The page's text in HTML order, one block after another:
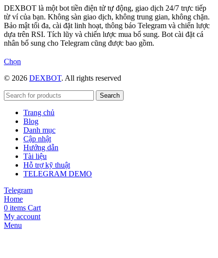
DEXBOT là một bot tiền điện tử tự động, giao dịch 24/7 trực tiếp
từ ví của bạn. Không sàn giao dịch, không trung gian, không chặn.
Bảo mật tối đa, cài đặt linh hoạt, thông báo Telegram và chiến lược
dựa trên RSI. Tích lũy và chiến lược mua bổ sung. Bot cài đặt cá
nhân bổ sung cho Telegram cũng được bao gồm.
Chọn
này
nhiều
thể.
Các
tùy
chọn
có
thể
được
chọn
trang
sản
phẩm
© 2026 DEXBOT. All rights reserved
Search
Trang chủ
Blog
Danh mục
Cập nhật
Hướng dẫn
Tài liệu
Hỗ trợ kỹ thuật
TELEGRAM DEMO
Telegram
Home
0 items Cart
My account
Menu